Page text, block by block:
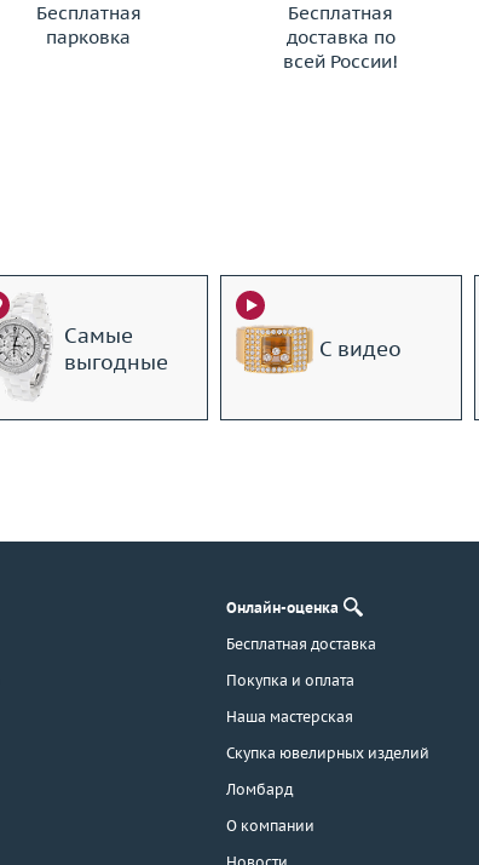
Бесплатная
парковка
Бесплатная
доставка по
всей России!
Самые
выгодные
С видео
Онлайн-оценка
Бесплатная доставка
Покупка и оплата
Наша мастерская
Скупка ювелирных изделий
Ломбард
О компании